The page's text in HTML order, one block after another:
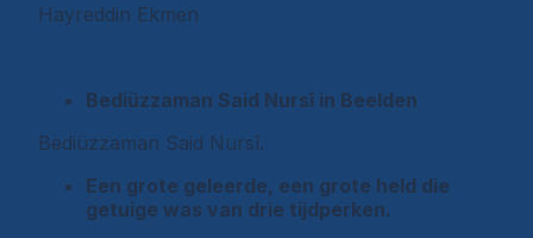
Hayreddin Ekmen
Bediüzzaman Said Nursî in Beelden
Bediüzzaman Said Nursî.
Een grote geleerde, een grote held die
getuige was van drie tijdperken.